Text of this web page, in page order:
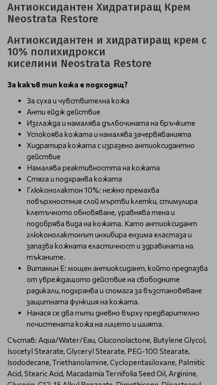
Антиоксидантен Хидратиращ Крем
Neostrata Restore
Антиоксидантен и хидратиращ крем с
10% полихидрокси
киселини Neostrata Restore
За какъв тип кожа е подходящ?
За суха и чувствителна кожа
Анти ейдж действие
Изглажда и намалява дълбочината на бръчките
Успокоява кожата и намалява зачервяванията
Хидратира кожата с изразено антиоксидантно
действие
Намалява реактивността на кожата
Стяга и подхранва кожата
Глюконолактон 10%: нежно премахва
повърхностния слой мъртви клетки, стимулира
клетъчното обновяване, уравнява тена и
подобрява вида на кожата. Като антиоксидант
глюконолактонът инхибира ензима еластаза и
запазва кожната еластичност и здравината на
тъканите.
Витамин Е: мощен антиоксидант, който предпазва
от увреждащото действие на свободните
радикали, подхранва и спомага за възстановяване
защитната функция на кожата.
Нанася се два пъти дневно върху предварително
почистената кожа на лицето и шията.
Състав: Aqua/Water/Eau, Gluconolactone, Butylene Glycol,
Isocetyl Stearate, Glyceryl Stearate, PEG-100 Stearate,
Isododecane, Triethanolamine, Cyclopentasiloxane, Palmitic
Acid, Stearic Acid, Macadamia Ternifolia Seed Oil, Arginine,